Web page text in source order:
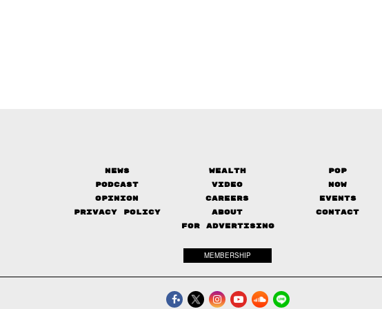
News Wealth
Pop
Podcast
Video
Now
Opinion
Careers
Events
Privacy Policy
About
Contact
FOR ADVERTISING
MEMBERSHIP